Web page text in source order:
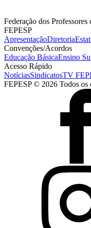
Federação dos
FEPESP
ApresentaçãoDiretoria
Convenções/Acordos
Educação BásicaEnsino
Acesso Rápido
NotíciasSindicatosTV
FEPESP © 2026 Todos os